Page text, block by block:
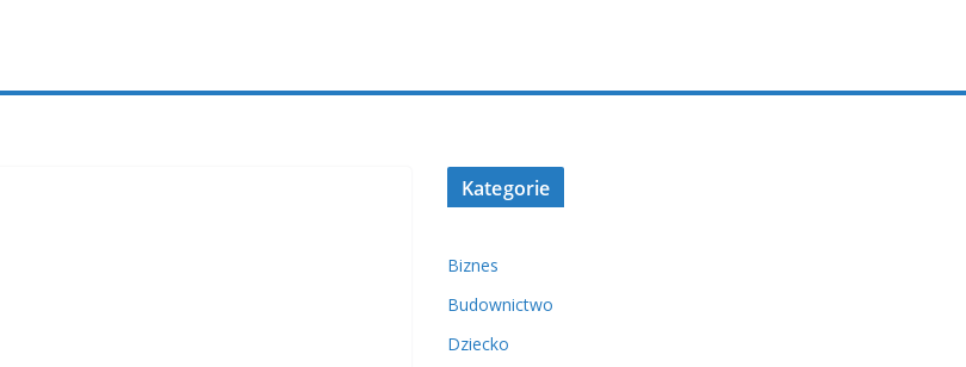
Kategorie
Biznes
Budownictwo
Dziecko